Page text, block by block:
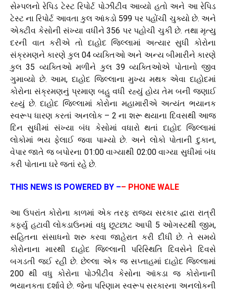
સેમ્પલનો રેપિડ ટેસ્ટ રિપોર્ટ પોઝીટીવ આવ્યો હતો અને આ રેપિડ
ટેસ્ટ ના રિપોર્ટ આવતા કુલ આંકડો 599 પર પહોંચી ચુક્યો છે. અને
એક્ટીવ કેસોની સંખ્યા વધીને 356 પર પહોચી ચુકી છે. તથા મૃત્યુ
દરની વાત કરીએ તો દાહોદ જિલ્લામાં અત્યાર સુધી કોરોના
સંક્રમણને કારણે કુલ 04 વ્યક્તિઓ અને અન્ય બીમારીને કારણે
કુલ 35 વ્યક્તિઓ મળીને કુલ 39 વ્યક્તિઓએ પોતાનો જીવ
ગુમાવ્યો છે. આમ, દાહોદ જિલ્લાના મુખ્ય મથક એવા દાહોદમાં
કોરોના સંક્રમણનું પ્રમાણ બહુ વધી રહ્યું હોય તેમ બની જણાઈ
રહ્યું છે. દાહોદ જિલ્લામાં કોરોના મહામારીએ અત્યંત ભયાનક
સ્વરૂપ ધારણ કરતાં અનલોક – 2 ના શરૂ થયાના દિવસથી આજ
દિન સુધીમાં સંખ્યા બંધ કેસોમાં વધારો થતાં દાહોદ જિલ્લામાં
લોકોમાં ભય ફેલાઈ જવા પામ્યો છે. અને લોકો પોતાની દુકાન,
વેપાર જાતે જ બપોરના 01:00 વાગ્યાથી 02:00 વાગ્યા સુધીમાં બંધ
કરી પોતાના ઘરે જતાં રહે છે.
THIS NEWS IS POWERED BY –– PHONE WALE
આ ઉપરાંત કોરોના કાળમાં એક તરફ રાજ્ય સરકાર દ્વારા રાત્રી
કર્ફ્યુ હટાવી લોકડાઉનમાં વધુ છૂટછાટ આપી 5 ઓગસ્ટથી જીમ,
સહિતના સંસાધનો શરુ કરવા જાહેરાત કરી દીધી છે. તે સમયે
કોરોનાના મારથી દાહોદ જિલ્લાની પરિસ્થિતિ દિવસેને દિવસે
બગડતી જઈ રહી છે. છેલ્લા એક જ સપ્તાહમાં દાહોદ જિલ્લામાં
200 થી વધુ કોરોના પોઝીટીવ કેસોના આંકડા જ કોરોનાની
ભયાનકતા દર્શાવે છે. જેના પરિણામ સ્વરૂપ સરકારના અનલોકની